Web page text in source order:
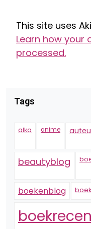
This site uses
Learn how your
processed.
Tags
alka anime
beautyblog
boekenblog